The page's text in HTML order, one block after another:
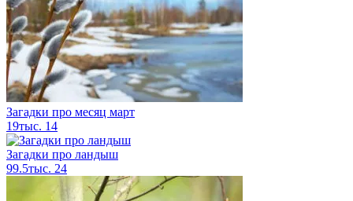
Загадки про месяц март
19тыс. 14
Загадки про ландыш
99.5тыс. 24